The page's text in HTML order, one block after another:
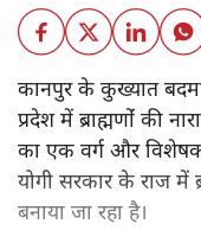
कानपुर के कुख्यात
प्रदेश में ब्राह्मणोंं की
का एक वर्ग और
योगी सरकार के राज में
बनाया जा रहा है।